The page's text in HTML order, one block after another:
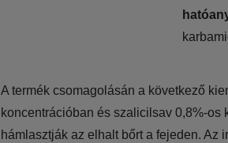
A termék csomagolásán a következő
koncentrációban és szalicilsav 0,8%-
hámlasztják az elhalt bőrt a fejeden. Az